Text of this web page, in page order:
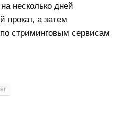
несколько дней
прокат, а затем
стриминговым сервисам